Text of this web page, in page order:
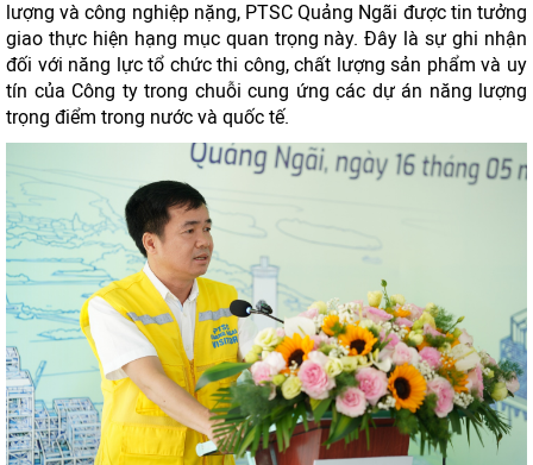
lượng và công nghiệp nặng, PTSC Quảng Ngãi được tin tưởng
giao thực hiện hạng mục quan trọng này. Đây là sự ghi nhận
đối với năng lực tổ chức thi công, chất lượng sản phẩm và uy
tín của Công ty trong chuỗi cung ứng các dự án năng lượng
trọng điểm trong nước và quốc tế.